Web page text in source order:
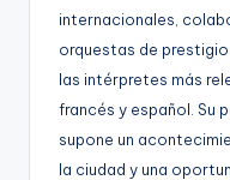
internacionales,
orquestas de
las intérpretes más
francés y español. Su
supone un
la ciudad y una